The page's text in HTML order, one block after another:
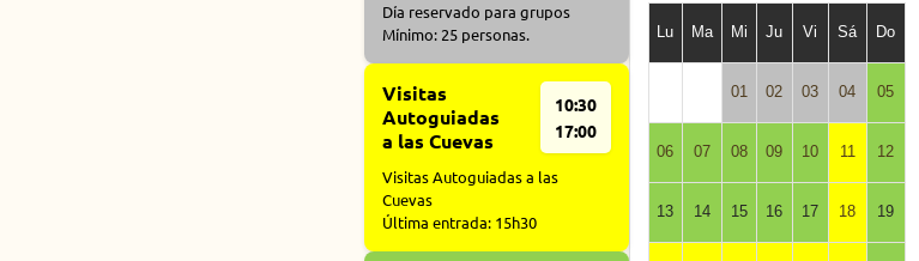
Día reservado para grupos
Mínimo: 25 personas.
Visitas
Autoguiadas
a las Cuevas
10:30
17:00
Visitas Autoguiadas a las
Cuevas
Última entrada: 15h30
Lu Ma Mi Ju Vi Sá Do
01 02 03 04 05
06 07 08 09 10 11 12
13 14 15 16 17 18 19